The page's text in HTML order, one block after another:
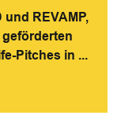
REVAMP,
geförderten
Pitches in ...